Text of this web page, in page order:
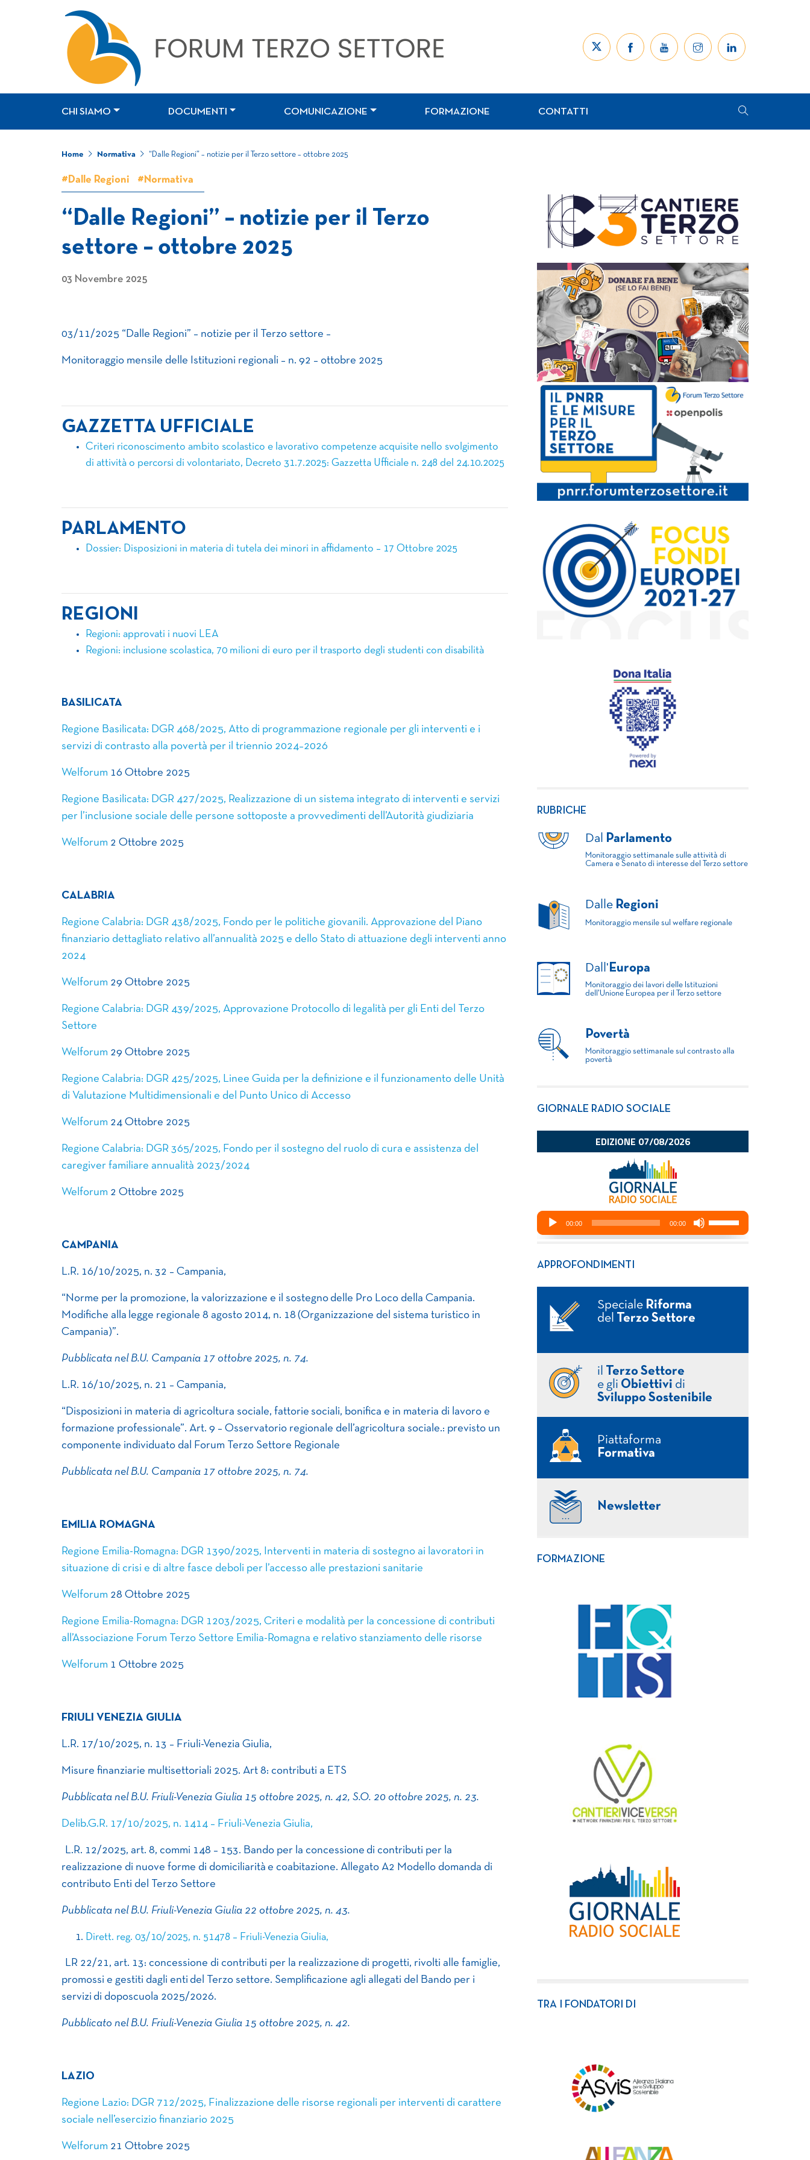
CHI SIAMO DOCUMENTI COMUNICAZIONE FORMAZIONE CONTATTI
Home Normativa “Dalle Regioni” – notizie per il Terzo settore – ottobre 2025
#Dalle Regioni #Normativa
“Dalle Regioni” – notizie per il Terzo
settore – ottobre 2025
03 Novembre 2025
03/11/2025 “Dalle Regioni” – notizie per il Terzo settore –
Monitoraggio mensile delle Istituzioni regionali – n. 92 – ottobre 2025
GAZZETTA UFFICIALE
Criteri riconoscimento ambito scolastico e lavorativo competenze acquisite nello svolgimento
di attività o percorsi di volontariato, Decreto 31.7.2025: Gazzetta Ufficiale n. 248 del 24.10.2025
PARLAMENTO
Dossier: Disposizioni in materia di tutela dei minori in affidamento – 17 Ottobre 2025
REGIONI
Regioni: approvati i nuovi LEA
Regioni: inclusione scolastica, 70 milioni di euro per il trasporto degli studenti con disabilità
BASILICATA
Regione Basilicata: DGR 468/2025, Atto di programmazione regionale per gli interventi e i
servizi di contrasto alla povertà per il triennio 2024–2026
Welforum 16 Ottobre 2025
Regione Basilicata: DGR 427/2025, Realizzazione di un sistema integrato di interventi e servizi
per l’inclusione sociale delle persone sottoposte a provvedimenti dell’Autorità giudiziaria
Welforum 2 Ottobre 2025
CALABRIA
Regione Calabria: DGR 438/2025, Fondo per le politiche giovanili. Approvazione del Piano
finanziario dettagliato relativo all’annualità 2025 e dello Stato di attuazione degli interventi anno
2024
Welforum 29 Ottobre 2025
Regione Calabria: DGR 439/2025, Approvazione Protocollo di legalità per gli Enti del Terzo
Settore
Welforum 29 Ottobre 2025
Regione Calabria: DGR 425/2025, Linee Guida per la definizione e il funzionamento delle Unità
di Valutazione Multidimensionali e del Punto Unico di Accesso
Welforum 24 Ottobre 2025
Regione Calabria: DGR 365/2025, Fondo per il sostegno del ruolo di cura e assistenza del
caregiver familiare annualità 2023/2024
Welforum 2 Ottobre 2025
CAMPANIA
L.R. 16/10/2025, n. 32 – Campania,
“Norme per la promozione, la valorizzazione e il sostegno delle Pro Loco della Campania.
Modifiche alla legge regionale 8 agosto 2014, n. 18 (Organizzazione del sistema turistico in
Campania)”.
Pubblicata nel B.U. Campania 17 ottobre 2025, n. 74.
L.R. 16/10/2025, n. 21 – Campania,
“Disposizioni in materia di agricoltura sociale, fattorie sociali, bonifica e in materia di lavoro e
formazione professionale”. Art. 9 – Osservatorio regionale dell’agricoltura sociale.: previsto un
componente individuato dal Forum Terzo Settore Regionale
Pubblicata nel B.U. Campania 17 ottobre 2025, n. 74.
EMILIA ROMAGNA
Regione Emilia-Romagna: DGR 1390/2025, Interventi in materia di sostegno ai lavoratori in
situazione di crisi e di altre fasce deboli per l’accesso alle prestazioni sanitarie
Welforum 28 Ottobre 2025
Regione Emilia-Romagna: DGR 1203/2025, Criteri e modalità per la concessione di contributi
all’Associazione Forum Terzo Settore Emilia-Romagna e relativo stanziamento delle risorse
Welforum 1 Ottobre 2025
FRIULI VENEZIA GIULIA
L.R. 17/10/2025, n. 13 – Friuli-Venezia Giulia,
Misure finanziarie multisettoriali 2025. Art 8: contributi a ETS
Pubblicata nel B.U. Friuli-Venezia Giulia 15 ottobre 2025, n. 42, S.O. 20 ottobre 2025, n. 23.
Delib.G.R. 17/10/2025, n. 1414 – Friuli-Venezia Giulia,
L.R. 12/2025, art. 8, commi 148 – 153. Bando per la concessione di contributi per la
realizzazione di nuove forme di domiciliarità e coabitazione. Allegato A2 Modello domanda di
contributo Enti del Terzo Settore
Pubblicata nel B.U. Friuli-Venezia Giulia 22 ottobre 2025, n. 43.
Dirett. reg. 03/10/2025, n. 51478 – Friuli-Venezia Giulia,
LR 22/21, art. 13: concessione di contributi per la realizzazione di progetti, rivolti alle famiglie,
promossi e gestiti dagli enti del Terzo settore. Semplificazione agli allegati del Bando per i
servizi di doposcuola 2025/2026.
Pubblicato nel B.U. Friuli-Venezia Giulia 15 ottobre 2025, n. 42.
LAZIO
Regione Lazio: DGR 712/2025, Finalizzazione delle risorse regionali per interventi di carattere
sociale nell’esercizio finanziario 2025
Welforum 21 Ottobre 2025
RUBRICHE
Dal Parlamento
Monitoraggio settimanale sulle attività di
Camera e Senato di interesse del Terzo settore
Dalle Regioni
Monitoraggio mensile sul welfare regionale
Dall' Europa
Monitoraggio dei lavori delle Istituzioni
dell'Unione Europea per il Terzo settore
Povertà
Monitoraggio settimanale sul contrasto alla
povertà
GIORNALE RADIO SOCIALE
APPROFONDIMENTI
Speciale Riforma
del
Terzo Settore
il
Terzo Settore
e gli Obiettivi di
Sviluppo Sostenibile
Piattaforma
Formativa
Newsletter
FORMAZIONE
TRA I FONDATORI DI